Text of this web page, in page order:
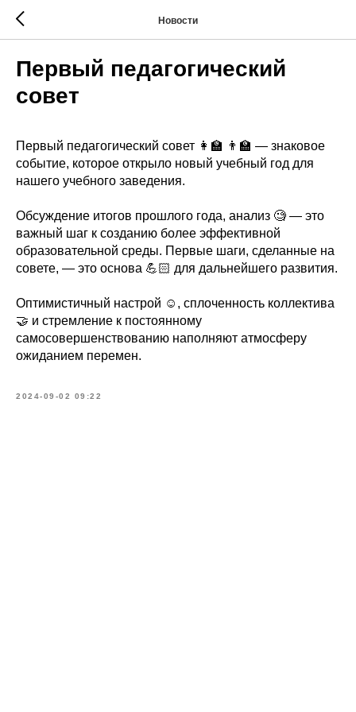
Новости
Первый педагогический
совет
Первый педагогический совет 👩🏫 👨🏫 — знаковое
событие, которое открыло новый учебный год для
нашего учебного заведения.
Обсуждение итогов прошлого года, анализ 🧐 — это
важный шаг к созданию более эффективной
образовательной среды. Первые шаги, сделанные на
совете, — это основа 💪🏻 для дальнейшего развития.
Оптимистичный настрой ☺️, сплоченность коллектива
🤝 и стремление к постоянному
самосовершенствованию наполняют атмосферу
ожиданием перемен.
2024-09-02 09:22